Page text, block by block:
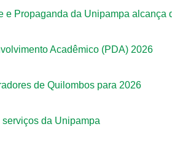
Propaganda da Unipampa alcança
Acadêmico (PDA) 2026
de Quilombos para 2026
da Unipampa